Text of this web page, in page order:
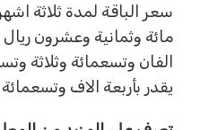
سعر الباقة لمدة ثلاثة
مائة وثمانية وعشرون ريال
الفان وتسعمائة وثلاثة
يقدر بأربعة الاف وتسعمائة